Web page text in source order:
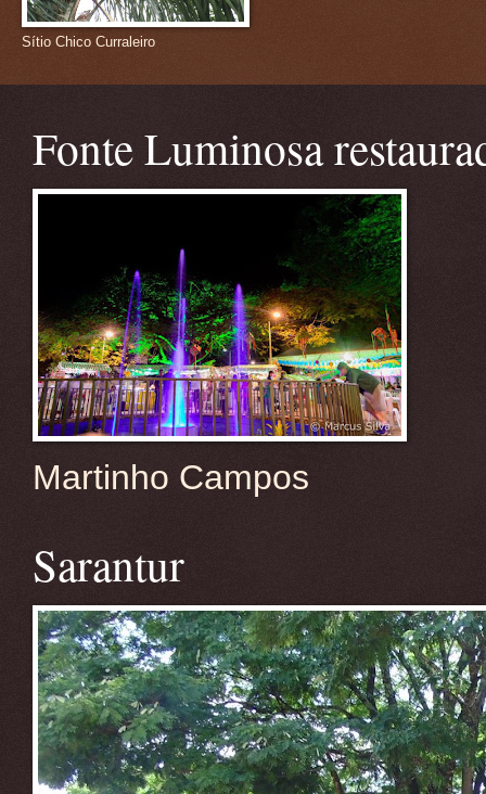
Sítio Chico Curraleiro
Fonte Luminosa
Martinho Campos
Sarantur